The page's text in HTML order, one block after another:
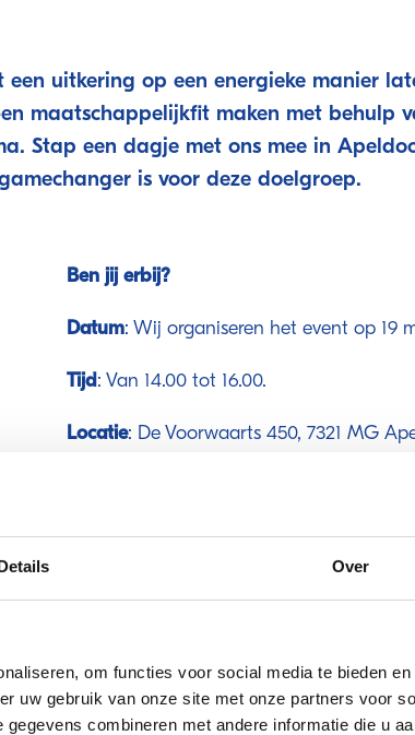
Over
om functies voor social media te bieden en
uw gebruik van onze site met onze partners voor
combineren met andere informatie die u
uitkering op een energieke manier
maatschappelijkfit maken met behulp
Stap een dagje met ons mee in
is voor deze doelgroep.
Ben jij erbij?
Datum: Wij organiseren het event op 19
Tijd: Van 14.00 tot 16.00.
Locatie: De Voorwaarts 450, 7321 MG
Reserveer nu jouw plek en ontdek de
op 19 maart! Je kunt je aanmelden